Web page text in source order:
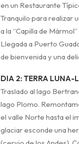
en un Restaurante
Tranquilo para realizar
a la “Capilla de
Llegada a Puerto
de bienvenida y una
DIA 2: TERRA
Traslado al lago
lago Plomo.
el valle Norte hasta el
glaciar esconde una